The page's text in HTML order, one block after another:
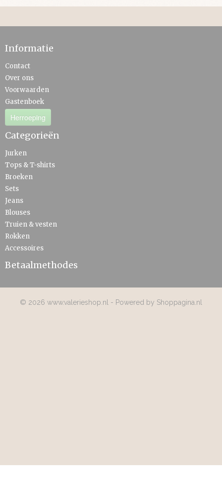
Informatie
Contact
Over ons
Voorwaarden
Gastenboek
Herroeping
Categorieën
Jurken
Tops & T-shirts
Broeken
Sets
Jeans
Blouses
Truien & vesten
Rokken
Accessoires
Betaalmethodes
© 2026 www.valerieshop.nl - Powered by Shoppagina.nl